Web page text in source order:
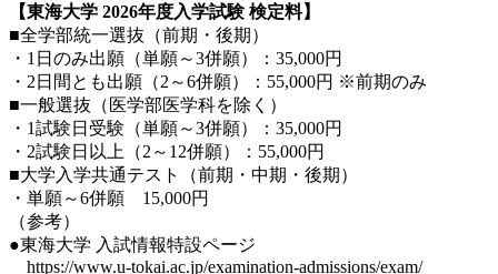
【東海大学 2026年度入学試験 検定料】
■全学部統一選抜（前期・後期）
・1日のみ出願（単願～3併願）：35,000円
・2日間とも出願（2～6併願）：55,000円 ※前期のみ
■一般選抜（医学部医学科を除く）
・1試験日受験（単願～3併願）：35,000円
・2試験日以上（2～12併願）：55,000円
■大学入学共通テスト（前期・中期・後期）
・単願～6併願 15,000円
（参考）
●東海大学 入試情報特設ページ
https://www.u-tokai.ac.jp/examination-admissions/exam/